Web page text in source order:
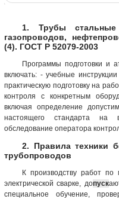
1. Трубы
газопроводов,
(4). ГОСТ Р 52079-2003
Программы подготовки и
включать: - учебные
практическую подготовку на
контроля с конкретным
включая определение
настоящего стандарта на
обследование оператора
2. Правила техники
трубопроводов
К производству работ по
электрической сварке, допуск
специальное обучение,